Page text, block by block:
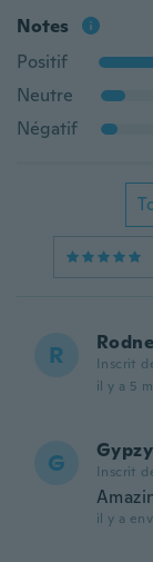
Notes
Positif
Neutre
Négatif
R Inscrit
il y a 5
G Gypzy
Inscrit
il y a